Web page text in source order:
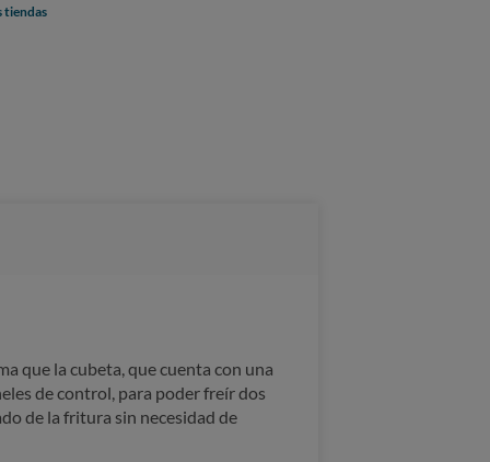
tiendas
que la cubeta, que cuenta con una
de control, para poder freír dos
de la fritura sin necesidad de